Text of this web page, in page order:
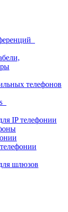
телефонов
IP телефонии
шлюзов